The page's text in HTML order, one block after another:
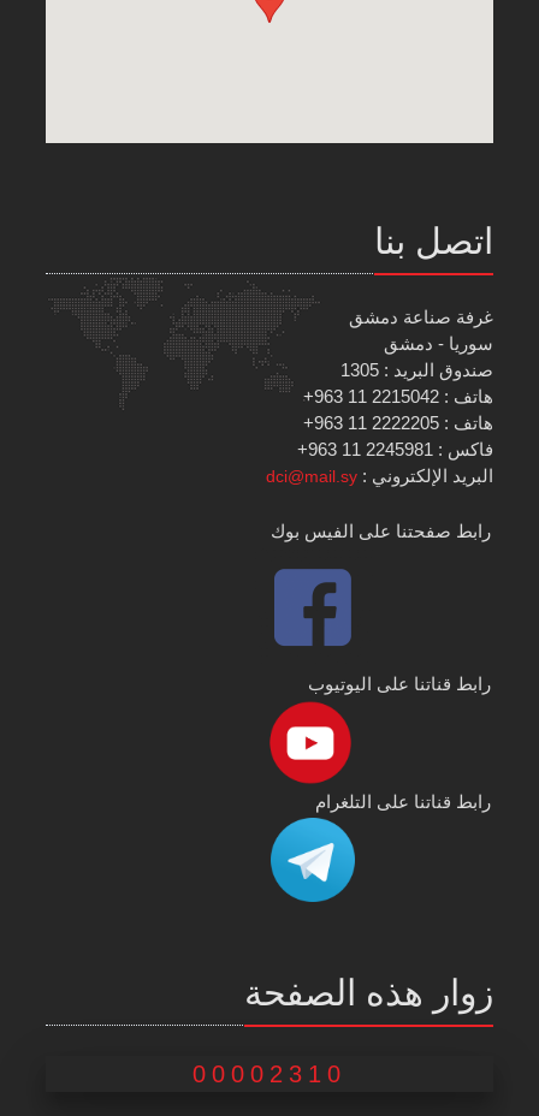
اتصل بنا
غرفة صناعة دمشق
سوريا - دمشق
صندوق البريد : 1305
هاتف : 2215042 11 963+
هاتف : 2222205 11 963+
فاكس : 2245981 11 963+
البريد الإلكتروني :dci@mail.sy
رابط صفحتنا على الفيس بوك
رابط قناتنا على اليوتيوب
رابط قناتنا على التلغرام
زوار هذه الصفحة
00002310